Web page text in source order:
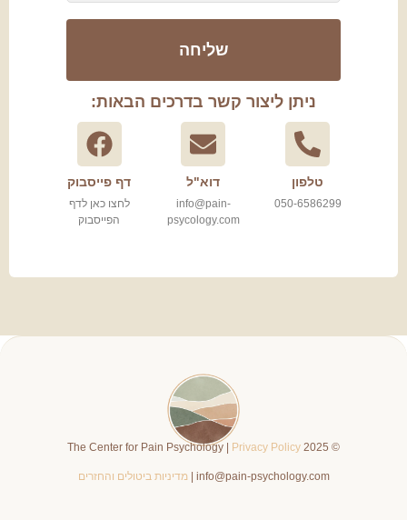
שליחה
ניתן ליצור קשר בדרכים הבאות:
טלפון
050-6586299
דוא"ל
info@pain-
psycology.com
דף פייסבוק
לחצו כאן לדף
הפייסבוק
© 2025 The Center for Pain Psychology |
Privacy Policy
info@pain-psychology.com | מדיניות ביטולים והחזרים